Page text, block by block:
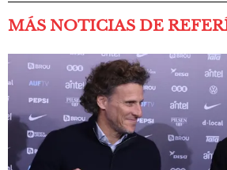
MÁS NOTICIAS DE